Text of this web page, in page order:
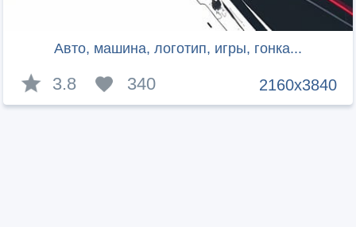
Авто, машина, логотип, игры, гонка...
2160x3840
3.8 340